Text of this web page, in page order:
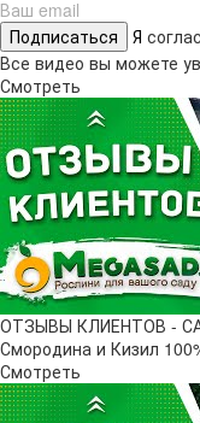
Подписаться Я
Все видео вы можете
Смотреть
ОТЗЫВЫ КЛИЕНТОВ -
Смородина и Кизил
Смотреть